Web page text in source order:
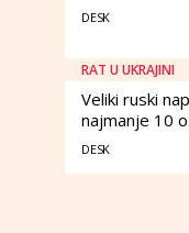
DESK
RAT U UKRAJINI
Veliki ruski
najmanje 10
DESK